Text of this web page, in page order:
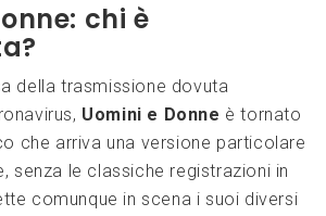
chi è
della trasmissione dovuta
Uomini e Donne è tornato
che arriva una versione particolare
senza le classiche registrazioni in
comunque in scena i suoi diversi